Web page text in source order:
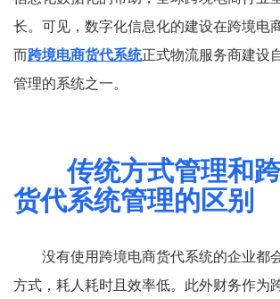
长。可见，数字化信息化的建设在跨境电
而跨境电商货代系统正式物流服务商建设
管理的系统之一。
传统方式管理和
货代系统管理的区别
没有使用跨境电商货代系统的企业都
方式，耗人耗时且效率低。此外财务作为